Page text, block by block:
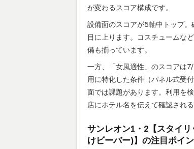
が変わるスコア構成です。
設備面のスコアが5軸中トップ
目に上ります。コスチュームな
備も揃っています。
一方、「女風適性」のスコアは
用に特化した条件（パネル式受
面では課題があります。利用を
店にホテル名を伝えて確認され
サンレオン1・2【スタイ
けビーバー)】の注目ポイ